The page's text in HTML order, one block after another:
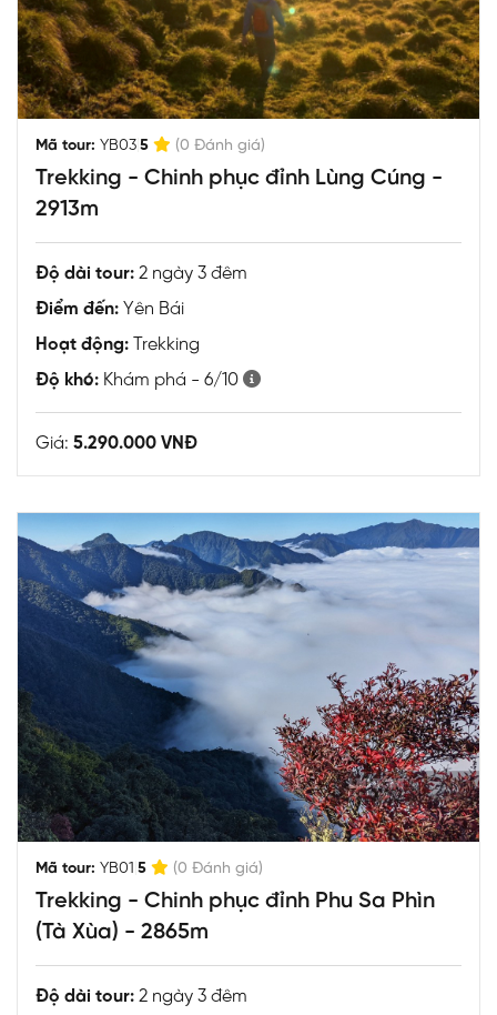
Mã tour: YB03 5 (0 Đánh giá)
Trekking - Chinh phục đỉnh Lùng Cúng -
2913m
Độ dài tour: 2 ngày 3 đêm
Điểm đến: Yên Bái
Hoạt động: Trekking
Độ khó: Khám phá - 6/10
Giá: 5.290.000 VNĐ
Mã tour: YB01 5 (0 Đánh giá)
Trekking - Chinh phục đỉnh Phu Sa Phìn
(Tà Xùa) - 2865m
Độ dài tour: 2 ngày 3 đêm